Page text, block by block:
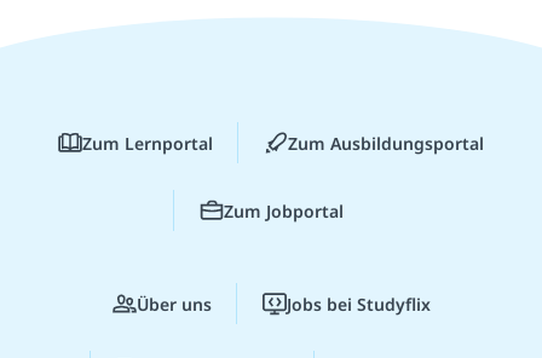
Zum Lernportal Zum Ausbildungsportal
Zum Jobportal
Über uns Jobs bei Studyflix